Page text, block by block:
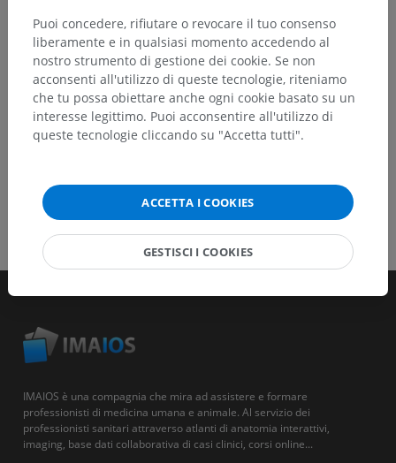
SCARICA L'APP
IMAIOS è una compagnia che mira ad assistere e formare
professionisti di medicina umana e animale. Al servizio dei
professionisti sanitari attraverso atlanti di anatomia interattivi,
imaging, base dati collaborativa di casi clinici, corsi online...
Puoi concedere, rifiutare o revocare il tuo consenso
liberamente e in qualsiasi momento accedendo al
nostro strumento di gestione dei cookie. Se non
acconsenti all'utilizzo di queste tecnologie, riteniamo
che tu possa obiettare anche ogni cookie basato su un
interesse legittimo. Puoi acconsentire all'utilizzo di
queste tecnologie cliccando su "Accetta tutti".
ACCETTA I COOKIES
GESTISCI I COOKIES